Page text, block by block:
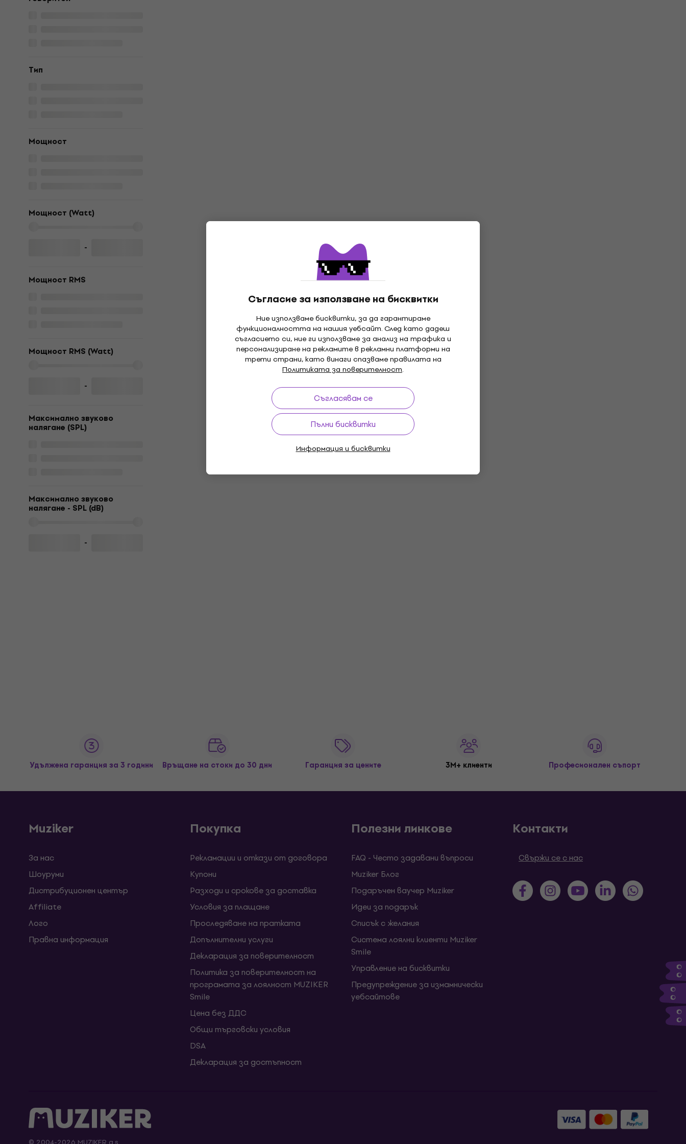
Съгласие за използване на бисквитки
Ние използваме бисквитки, за да гарантираме
функционалността на нашия уебсайт. След като дадеш
съгласието си, ние ги използваме за анализ на трафика и
персонализиране на рекламите в рекламни платформи на
трети страни, като винаги спазваме правилата на
Политиката за поверителност.
Съгласявам се
Пълни бисквитки
Информация и бисквитки
Tип
Мощност
Мощност (Watt)
-
Мощност RMS
Мощност RMS (Watt)
-
Максимално звуково
налягане (SPL)
Максимално звуково
налягане - SPL (dB)
-
Удължена гаранция за 3 години Връщане на стоки до 30 дни Гаранция за цените 3M+ клиенти Професионален съпорт
Muziker
За нас
Шоуруми
Дистрибуционен център
Affiliate
Лого
Правна информация
Покупка
Рекламации и откази от договора
Kупони
Разходи и срокове за доставка
Условия за плащане
Проследяване на пратката
Допълнителни услуги
Декларация за поверителност
Политика за поверителност на
програмата за лоялност MUZIKER
Smile
Цена без ДДС
Общи търговски условия
DSA
Декларация за достъпност
Полезни линкове
FAQ - Често задавани въпроси
Muziker Блог
Подаръчен ваучер Muziker
Идеи за подарък
Списък с желания
Система лоялни клиенти Muziker
Smile
Управление на бисквитки
Предупреждение за измамнически
уебсайтове
Контакти
Свържи се с нас